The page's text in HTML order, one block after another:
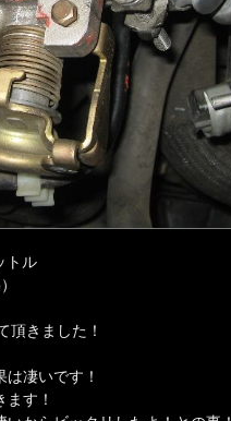
トル
頂きました！
凄いです！
す！